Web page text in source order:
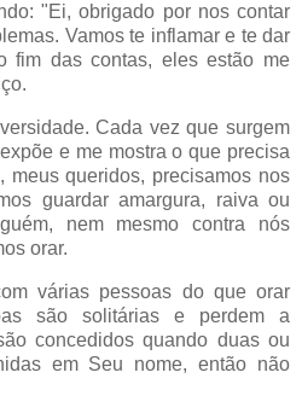
"Ei, obrigado por nos contar
Vamos te inflamar e te dar
fim das contas, eles estão me
Cada vez que surgem
e me mostra o que precisa
meus queridos, precisamos nos
guardar amargura, raiva ou
nem mesmo contra nós
orar.
várias pessoas do que orar
são solitárias e perdem a
concedidos quando duas ou
em Seu nome, então não